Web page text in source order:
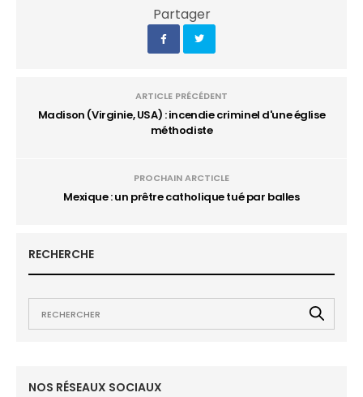
Partager
ARTICLE PRÉCÉDENT
Madison (Virginie, USA) : incendie criminel d'une église
méthodiste
PROCHAIN ARCTICLE
Mexique : un prêtre catholique tué par balles
RECHERCHE
NOS RÉSEAUX SOCIAUX